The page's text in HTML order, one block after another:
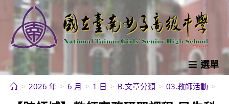
內
選單
> 2026 年 > 6 月 > 1 日 > B.文章分類 > 03.教師活動 >